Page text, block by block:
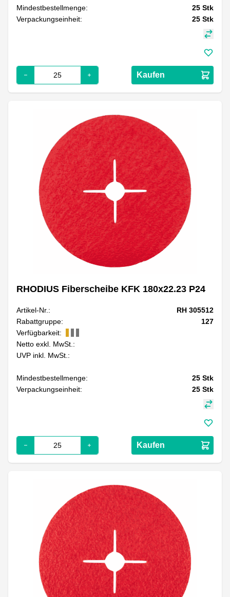
Mindestbestellmenge: 25 Stk
Verpackungseinheit:
25 Stk
Kaufen
RHODIUS Fiberscheibe KFK 180x22.23 P24
Artikel-Nr.:
RH 305512
Rabattgruppe:
127
Verfügbarkeit:
Netto exkl. MwSt.:
UVP inkl. MwSt.:
Mindestbestellmenge: 25 Stk
Verpackungseinheit:
25 Stk
Kaufen